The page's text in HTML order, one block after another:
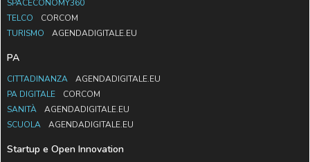
SPACECONOMY360
TELCO
CORCOM
TURISMO
AGENDADIGITALE.EU
PA
CITTADINANZA
AGENDADIGITALE.EU
PA DIGITALE
CORCOM
SANITÀ
AGENDADIGITALE.EU
SCUOLA
AGENDADIGITALE.EU
Startup e Open Innovation